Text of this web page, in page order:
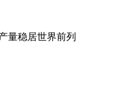
稳居世界前列